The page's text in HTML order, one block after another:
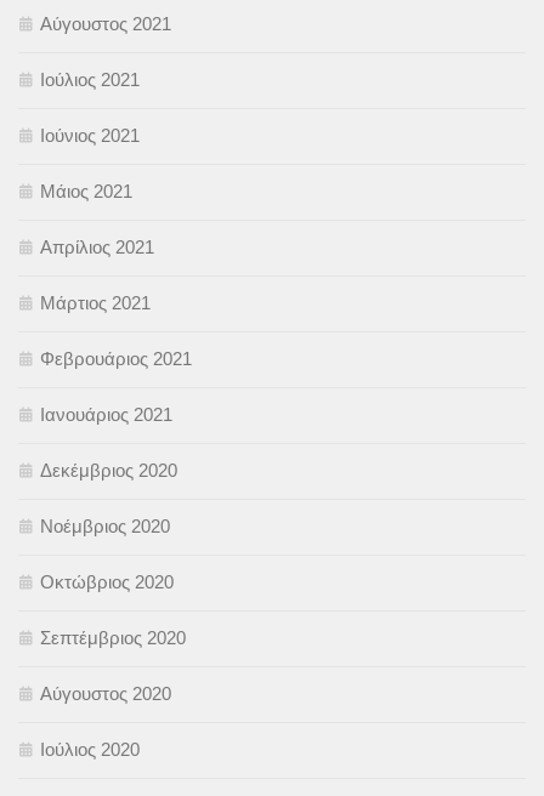
Αύγουστος 2021
Ιούλιος 2021
Ιούνιος 2021
Μάιος 2021
Απρίλιος 2021
Μάρτιος 2021
Φεβρουάριος 2021
Ιανουάριος 2021
Δεκέμβριος 2020
Νοέμβριος 2020
Οκτώβριος 2020
Σεπτέμβριος 2020
Αύγουστος 2020
Ιούλιος 2020